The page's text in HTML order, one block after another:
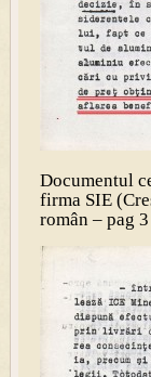
Documentul
firma SIE
român – pag